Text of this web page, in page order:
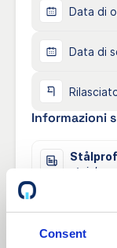
Consent
Data di
Data di
Informazioni
based
group.
Section
Visualizza /